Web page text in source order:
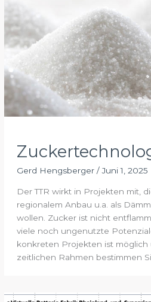
Gerd Hengsberger /Juni 1, 2025
Der TTR wirkt in Projekten mit,
regionalem Anbau u.a. als
wollen. Zucker ist nicht
viele noch ungenutzte
konkreten Projekten ist
zeitlichen Rahmen bestimmen